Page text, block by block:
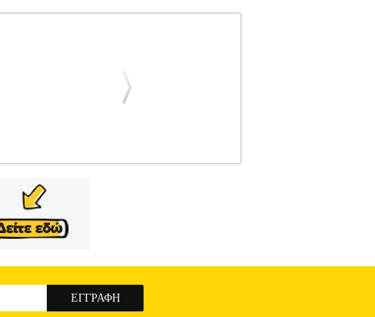
ΠΑΙΔΙΚΗ ΒΙΒΛΙΟΘΗΚΗ ISBN: 978-618-
ΘΡΥΛΟΙ ΤΟΥ ΜΠΑΣΚΕΤ Μετάφραση: ΠΑΛΛΗ
γήπεδα, εντυπωσιάζουν με τα θεαματικά
και γράφουν ιστορία στο παρκέ, που δίνουν
που κατάφερε να καταρρίψει τις